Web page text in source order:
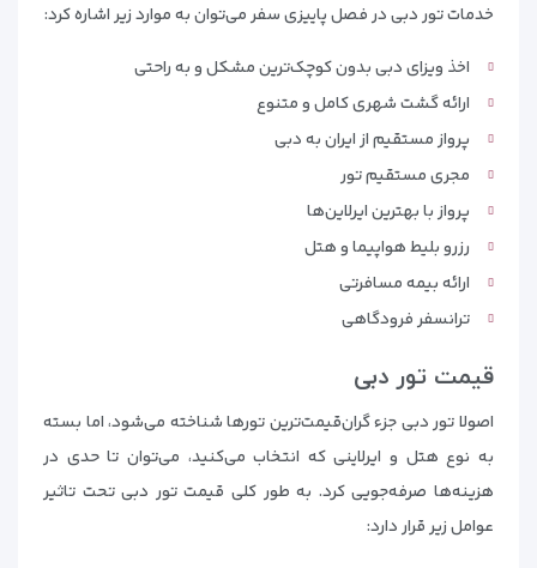
خدمات تور دبی در فصل پاییزی سفر می‌توان به موارد زیر اشاره کرد:
اخذ ویزای دبی بدون کوچک‌ترین مشکل و به راحتی
ارائه گشت شهری کامل و متنوع
پرواز مستقیم از ایران به دبی
مجری مستقیم تور
پرواز با بهترین ایرلاین‌ها
رزرو بلیط هواپیما و هتل
ارائه بیمه مسافرتی
ترانسفر فرودگاهی
قیمت تور دبی
اصولا تور دبی جزء گران‌قیمت‌ترین تورها شناخته می‌شود، اما بسته
به نوع هتل و ایرلاینی که انتخاب می‌کنید، می‌توان تا حدی در
هزینه‌ها صرفه‌جویی کرد. به طور کلی قیمت تور دبی تحت تاثیر
عوامل زیر قرار دارد: